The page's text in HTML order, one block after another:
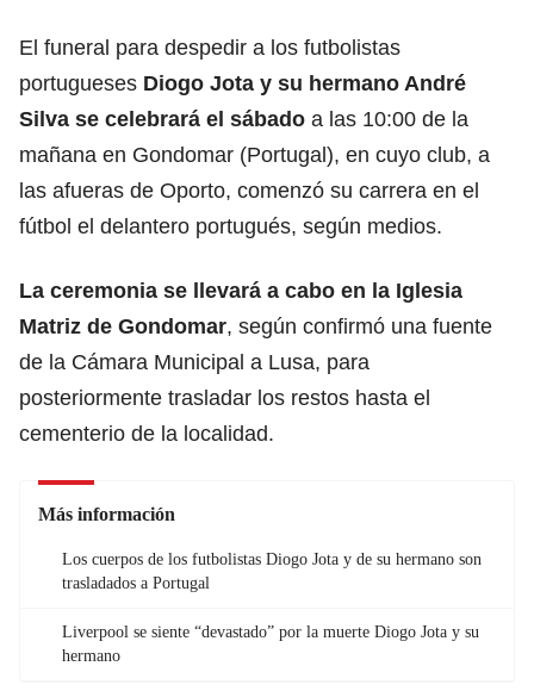
El funeral para despedir a los futbolistas
portugueses Diogo Jota y su hermano André
Silva se celebrará el sábado a las 10:00 de la
mañana en Gondomar (Portugal), en cuyo club, a
las afueras de Oporto, comenzó su carrera en el
fútbol el delantero portugués, según medios.
La ceremonia se llevará a cabo en la Iglesia
Matriz de Gondomar, según confirmó una fuente
de la Cámara Municipal a Lusa, para
posteriormente trasladar los restos hasta el
cementerio de la localidad.
Más información
Los cuerpos de los futbolistas Diogo Jota y de su hermano son
trasladados a Portugal
Liverpool se siente “devastado” por la muerte Diogo Jota y su
hermano